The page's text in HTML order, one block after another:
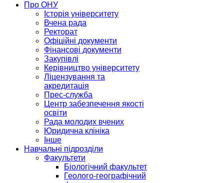
Про ОНУ
Історія університету
Вчена рада
Ректорат
Офіційні документи
Фінансові документи
Закупівлі
Керівництво університету
Ліцензування та
акредитація
Прес-служба
Центр забезпечення якості
освіти
Рада молодих вчених
Юридична клініка
Інше
Навчальні підрозділи
Факультети
Біологічний факультет
Геолого-географічний